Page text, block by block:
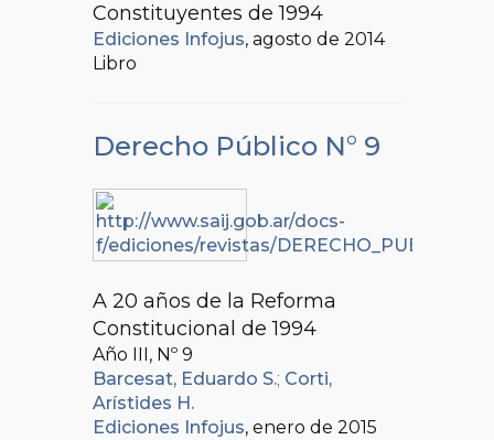
Constituyentes de 1994
Ediciones Infojus, agosto de 2014
Libro
Derecho Público N° 9
A 20 años de la Reforma
Constitucional de 1994
Año III, Nº 9
Barcesat, Eduardo S.; Corti,
Arístides H.
Ediciones Infojus, enero de 2015